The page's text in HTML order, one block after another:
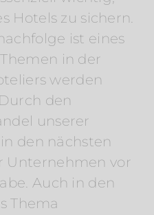
Hotels zu sichern.
ist eines
in der
werden
den
unserer
den nächsten
Unternehmen vor
Auch in den
Thema